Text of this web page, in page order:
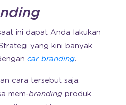
ini dapat Anda lakukan
yang kini banyak
car branding.
cara tersebut saja.
mem-branding produk